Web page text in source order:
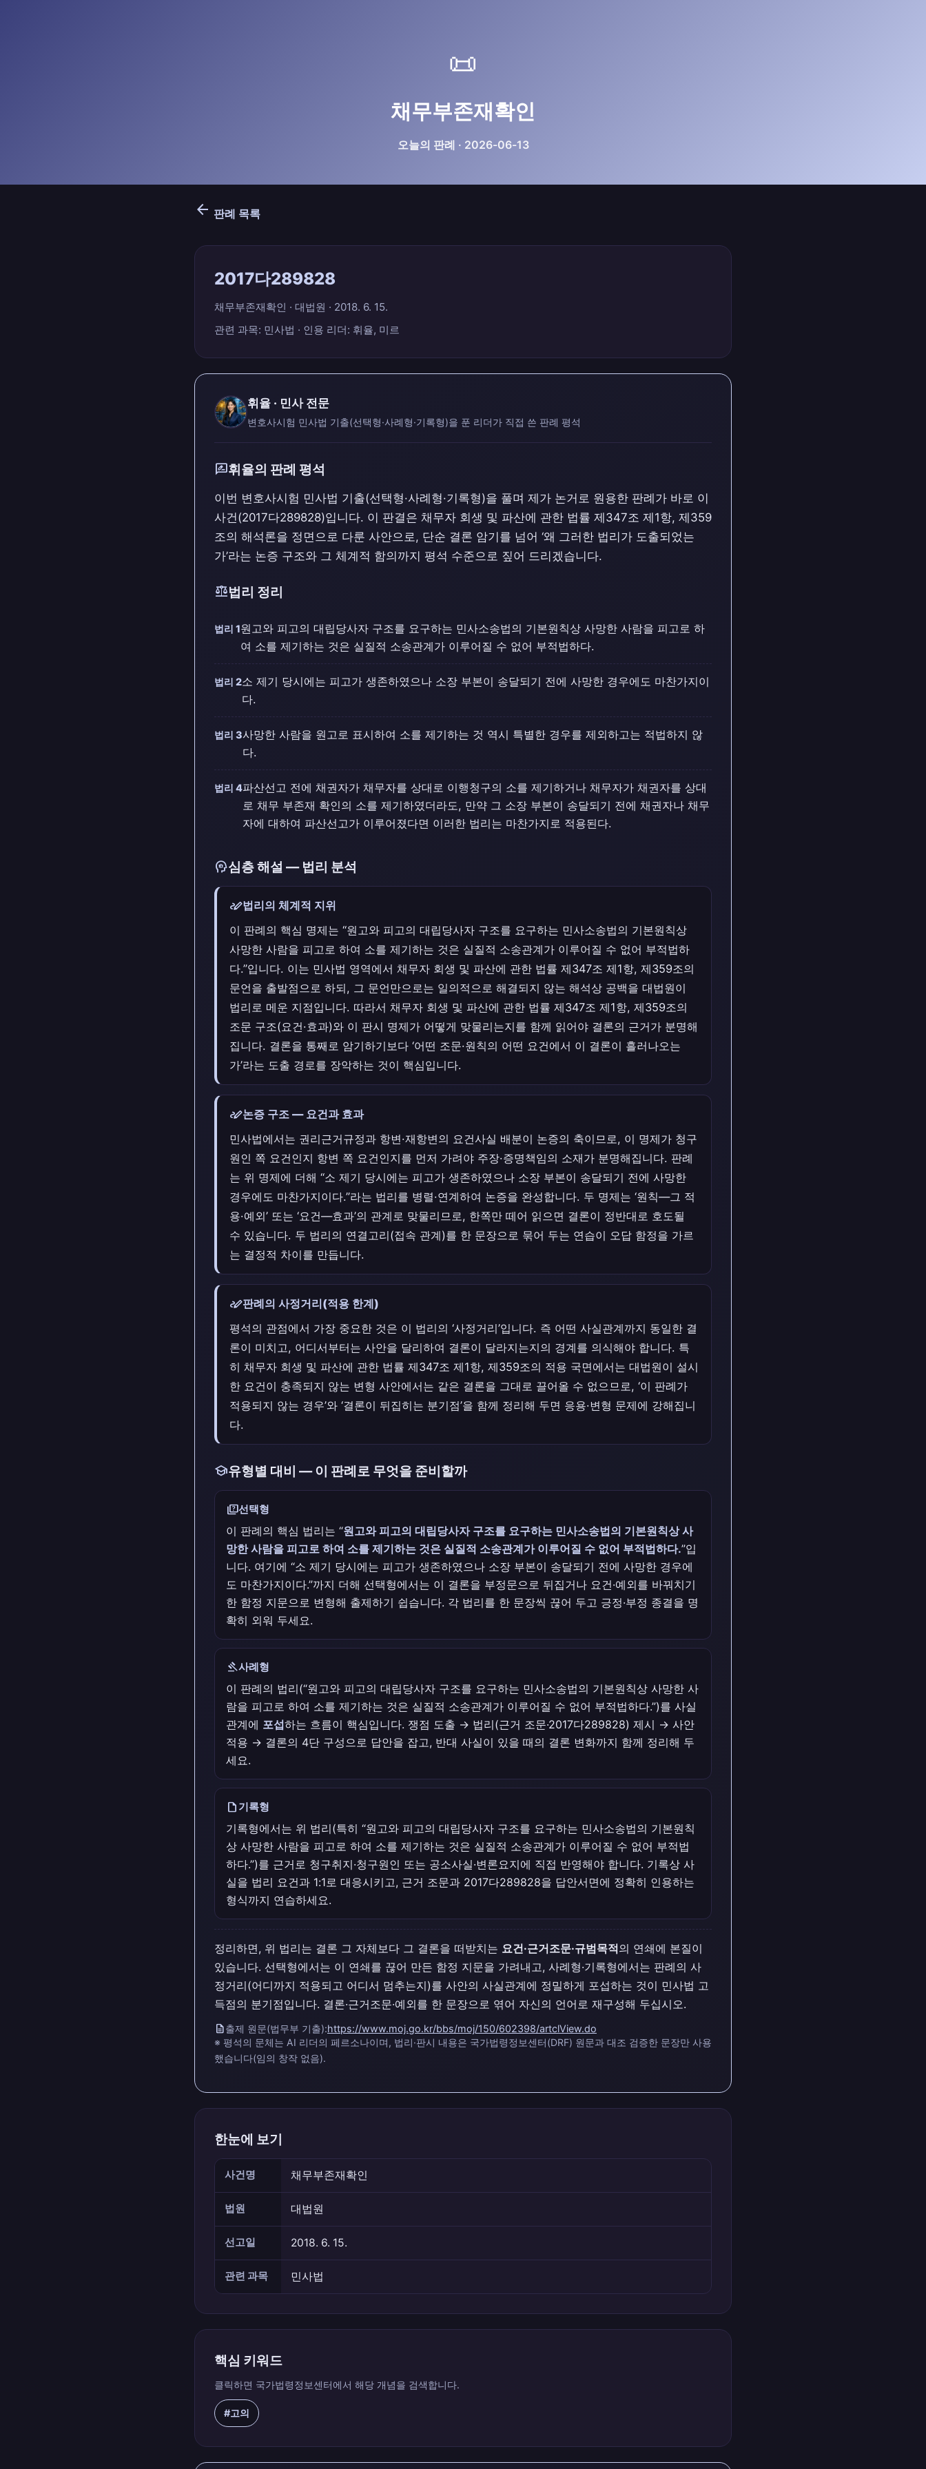
📜
채무부존재확인
오늘의 판례 · 2026-06-13
arrow_back 판례 목록
2017다289828
채무부존재확인 · 대법원 · 2018. 6. 15.
관련 과목: 민사법 · 인용 리더: 휘율, 미르
휘율 · 민사 전문
변호사시험 민사법 기출(선택형·사례형·기록형)을 푼 리더가 직접 쓴 판례 평석
rate_review휘율의 판례 평석
이번 변호사시험 민사법 기출(선택형·사례형·기록형)을 풀며 제가 논거로 원용한 판례가 바로 이
사건(2017다289828)입니다. 이 판결은 채무자 회생 및 파산에 관한 법률 제347조 제1항, 제359
조의 해석론을 정면으로 다룬 사안으로, 단순 결론 암기를 넘어 ‘왜 그러한 법리가 도출되었는
가’라는 논증 구조와 그 체계적 함의까지 평석 수준으로 짚어 드리겠습니다.
balance법리 정리
법리 1원고와 피고의 대립당사자 구조를 요구하는 민사소송법의 기본원칙상 사망한 사람을 피고로 하
여 소를 제기하는 것은 실질적 소송관계가 이루어질 수 없어 부적법하다.
법리 2소 제기 당시에는 피고가 생존하였으나 소장 부본이 송달되기 전에 사망한 경우에도 마찬가지이
다.
법리 3사망한 사람을 원고로 표시하여 소를 제기하는 것 역시 특별한 경우를 제외하고는 적법하지 않
다.
법리 4파산선고 전에 채권자가 채무자를 상대로 이행청구의 소를 제기하거나 채무자가 채권자를 상대
로 채무 부존재 확인의 소를 제기하였더라도, 만약 그 소장 부본이 송달되기 전에 채권자나 채무
자에 대하여 파산선고가 이루어졌다면 이러한 법리는 마찬가지로 적용된다.
psychology심층 해설 — 법리 분석
stylus_note법리의 체계적 지위
이 판례의 핵심 명제는 “원고와 피고의 대립당사자 구조를 요구하는 민사소송법의 기본원칙상
사망한 사람을 피고로 하여 소를 제기하는 것은 실질적 소송관계가 이루어질 수 없어 부적법하
다.”입니다. 이는 민사법 영역에서 채무자 회생 및 파산에 관한 법률 제347조 제1항, 제359조의
문언을 출발점으로 하되, 그 문언만으로는 일의적으로 해결되지 않는 해석상 공백을 대법원이
법리로 메운 지점입니다. 따라서 채무자 회생 및 파산에 관한 법률 제347조 제1항, 제359조의
조문 구조(요건·효과)와 이 판시 명제가 어떻게 맞물리는지를 함께 읽어야 결론의 근거가 분명해
집니다. 결론을 통째로 암기하기보다 ‘어떤 조문·원칙의 어떤 요건에서 이 결론이 흘러나오는
가’라는 도출 경로를 장악하는 것이 핵심입니다.
stylus_note논증 구조 — 요건과 효과
민사법에서는 권리근거규정과 항변·재항변의 요건사실 배분이 논증의 축이므로, 이 명제가 청구
원인 쪽 요건인지 항변 쪽 요건인지를 먼저 가려야 주장·증명책임의 소재가 분명해집니다. 판례
는 위 명제에 더해 “소 제기 당시에는 피고가 생존하였으나 소장 부본이 송달되기 전에 사망한
경우에도 마찬가지이다.”라는 법리를 병렬·연계하여 논증을 완성합니다. 두 명제는 ‘원칙—그 적
용·예외’ 또는 ‘요건—효과’의 관계로 맞물리므로, 한쪽만 떼어 읽으면 결론이 정반대로 호도될
수 있습니다. 두 법리의 연결고리(접속 관계)를 한 문장으로 묶어 두는 연습이 오답 함정을 가르
는 결정적 차이를 만듭니다.
stylus_note판례의 사정거리(적용 한계)
평석의 관점에서 가장 중요한 것은 이 법리의 ‘사정거리’입니다. 즉 어떤 사실관계까지 동일한 결
론이 미치고, 어디서부터는 사안을 달리하여 결론이 달라지는지의 경계를 의식해야 합니다. 특
히 채무자 회생 및 파산에 관한 법률 제347조 제1항, 제359조의 적용 국면에서는 대법원이 설시
한 요건이 충족되지 않는 변형 사안에서는 같은 결론을 그대로 끌어올 수 없으므로, ‘이 판례가
적용되지 않는 경우’와 ‘결론이 뒤집히는 분기점’을 함께 정리해 두면 응용·변형 문제에 강해집니
다.
school유형별 대비 — 이 판례로 무엇을 준비할까
quiz선택형
이 판례의 핵심 법리는 “원고와 피고의 대립당사자 구조를 요구하는 민사소송법의 기본원칙상 사
망한 사람을 피고로 하여 소를 제기하는 것은 실질적 소송관계가 이루어질 수 없어 부적법하다.”입
니다. 여기에 “소 제기 당시에는 피고가 생존하였으나 소장 부본이 송달되기 전에 사망한 경우에
도 마찬가지이다.”까지 더해 선택형에서는 이 결론을 부정문으로 뒤집거나 요건·예외를 바꿔치기
한 함정 지문으로 변형해 출제하기 쉽습니다. 각 법리를 한 문장씩 끊어 두고 긍정·부정 종결을 명
확히 외워 두세요.
gavel사례형
이 판례의 법리(“원고와 피고의 대립당사자 구조를 요구하는 민사소송법의 기본원칙상 사망한 사
람을 피고로 하여 소를 제기하는 것은 실질적 소송관계가 이루어질 수 없어 부적법하다.”)를 사실
관계에 포섭하는 흐름이 핵심입니다. 쟁점 도출 → 법리(근거 조문·2017다289828) 제시 → 사안
적용 → 결론의 4단 구성으로 답안을 잡고, 반대 사실이 있을 때의 결론 변화까지 함께 정리해 두
세요.
draft 기록형
기록형에서는 위 법리(특히 “원고와 피고의 대립당사자 구조를 요구하는 민사소송법의 기본원칙
상 사망한 사람을 피고로 하여 소를 제기하는 것은 실질적 소송관계가 이루어질 수 없어 부적법
하다.”)를 근거로 청구취지·청구원인 또는 공소사실·변론요지에 직접 반영해야 합니다. 기록상 사
실을 법리 요건과 1:1로 대응시키고, 근거 조문과 2017다289828을 답안서면에 정확히 인용하는
형식까지 연습하세요.
정리하면, 위 법리는 결론 그 자체보다 그 결론을 떠받치는 요건·근거조문·규범목적의 연쇄에 본질이
있습니다. 선택형에서는 이 연쇄를 끊어 만든 함정 지문을 가려내고, 사례형·기록형에서는 판례의 사
정거리(어디까지 적용되고 어디서 멈추는지)를 사안의 사실관계에 정밀하게 포섭하는 것이 민사법 고
득점의 분기점입니다. 결론·근거조문·예외를 한 문장으로 엮어 자신의 언어로 재구성해 두십시오.
description출제 원문(법무부 기출):https://www.moj.go.kr/bbs/moj/150/602398/artclView.do
※ 평석의 문체는 AI 리더의 페르소나이며, 법리·판시 내용은 국가법령정보센터(DRF) 원문과 대조 검증한 문장만 사용
했습니다(임의 창작 없음).
한눈에 보기
사건명 채무부존재확인
법원 대법원
선고일 2018. 6. 15.
관련 과목 민사법
핵심 키워드
클릭하면 국가법령정보센터에서 해당 개념을 검색합니다.
#고의